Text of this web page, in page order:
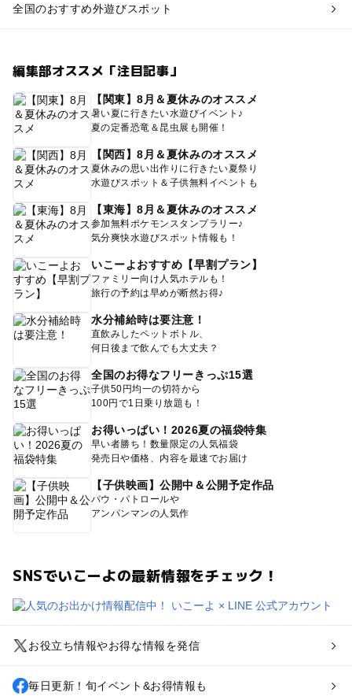
全国のおすすめ外遊びスポット
編集部オススメ「注目記事」
【関東】8月＆夏休みのオススメ
暑い夏に行きたい水遊びイベント♪
夏の定番恐竜＆昆虫展も開催！
【関西】8月＆夏休みのオススメ
夏休みの思い出作りに行きたい夏祭り
水遊びスポット＆子供無料イベントも
【東海】8月＆夏休みのオススメ
参加無料ポケモンスタンプラリー♪
気分爽快水遊びスポット情報も！
いこーよおすすめ【早割プラン】
ファミリー向け人気ホテルも！
旅行の予約は早めが断然お得♪
水分補給時は要注意！
直飲みしたペットボトル、
何日後まで飲んでも大丈夫？
全国のお得なフリーきっぷ15選
子供50円均一の切符から
100円で1日乗り放題も！
お得いっぱい！2026夏の福袋特集
早い者勝ち！数量限定の人気福袋
発売日や価格、内容を最速でお届け
【子供映画】公開中＆公開予定作品
パウ・パトロールや
アンパンマンの人気作
SNSでいこーよの最新情報をチェック！
お役立ち情報やお得な情報を発信
毎日更新！旬イベント&お得情報も